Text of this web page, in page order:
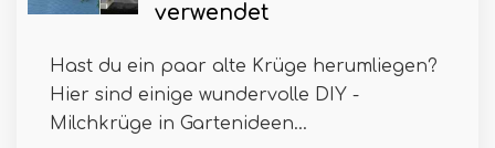
verwendet
Hast du ein paar alte Krüge herumliegen?
Hier sind einige wundervolle DIY -
Milchkrüge in Gartenideen...